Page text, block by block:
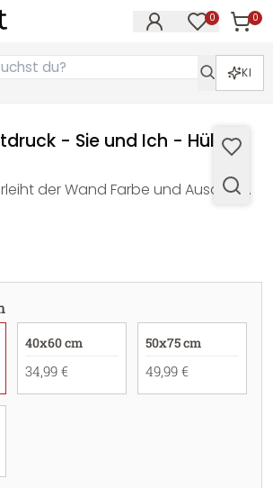
0 0
KI
- Sie und Ich - Hülya -
der Wand Farbe und Ausdruck.
40x60 cm
34,99 €
50x75 cm
49,99 €